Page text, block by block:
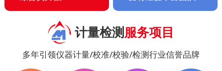
计量检测服务项目
多年引领仪器计量/校准/校验/检测行业信誉品牌